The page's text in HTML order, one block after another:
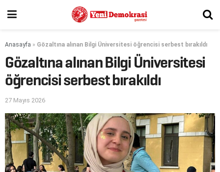
Anasayfa » Gözaltına alınan Bilgi Üniversitesi öğrencisi serbest bırakıldı
Gözaltına alınan Bilgi Üniversitesi
öğrencisi serbest bırakıldı
27 Mayıs 2026